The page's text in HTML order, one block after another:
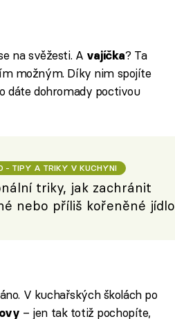
na svěžesti. A vajíčka? Ta
možným. Díky nim spojíte
dáte dohromady poctivou
- TIPY A TRIKY V KUCHYNI
triky, jak zachránit
nebo příliš kořeněné jídlo
V kuchařských školách po
– jen tak totiž pochopíte,